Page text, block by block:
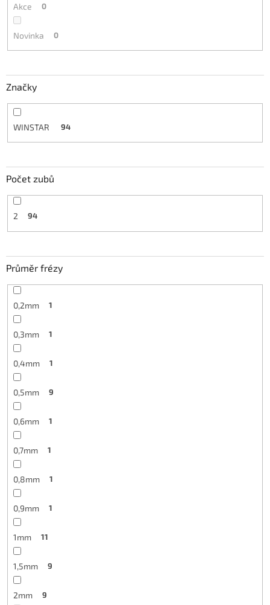
Akce 0
Novinka 0
Značky
WINSTAR 94
Počet zubů
2 94
Průměr frézy
0,2mm 1
0,3mm 1
0,4mm 1
0,5mm 9
0,6mm 1
0,7mm 1
0,8mm 1
0,9mm 1
1mm 11
1,5mm 9
2mm 9